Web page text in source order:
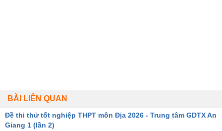
BÀI LIÊN QUAN
Đề thi thử tốt nghiệp THPT môn Địa 2026 - Trung tâm GDTX An
Giang 1 (lần 2)